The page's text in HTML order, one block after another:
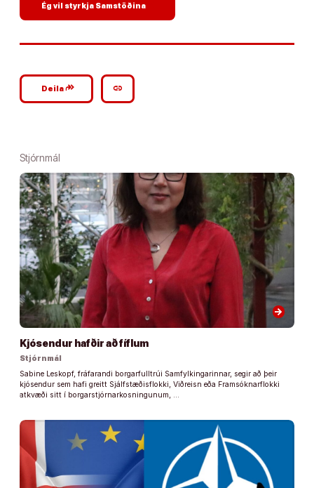
Ég vil styrkja Samstöðina
Deilagoogle_plus_reshare link
Stjórnmál
arrow_forward
Kjósendur hafðir að fíflum
Stjórnmál
Sabine Leskopf, fráfarandi borgarfulltrúi Samfylkingarinnar, segir að þeir
kjósendur sem hafi greitt Sjálfstæðisflokki, Viðreisn eða Framsóknarflokki
atkvæði sitt í borgarstjórnarkosningunum, …